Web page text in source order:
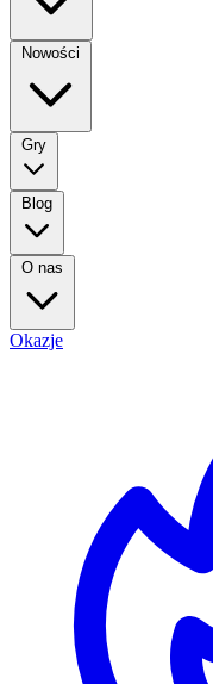
Nowości
Gry
Blog
O nas
Okazje